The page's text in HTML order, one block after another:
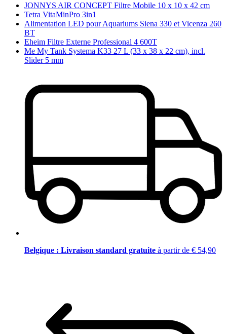
JONNYS AIR CONCEPT Filtre Mobile 10 x 10 x 42 cm
Tetra VitaMinPro 3in1
Alimentation LED pour Aquariums Siena 330 et Vicenza 260
BT
Eheim Filtre Externe Professional 4 600T
Me My Tank Systema K33 27 L (33 x 38 x 22 cm), incl.
Slider 5 mm
Belgique : Livraison standard gratuite à partir de € 54,90